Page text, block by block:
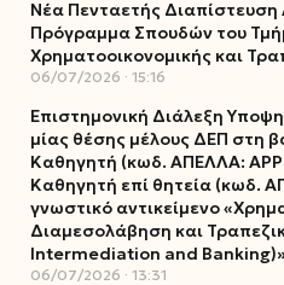
Νέα Πενταετής Διαπίστευση
Πρόγραμμα Σπουδών του
Χρηματοοικονομικής και
06/07/2026 15:16
Επιστημονική Διάλεξη
μίας θέσης μέλους ΔΕΠ στη
Καθηγητή (κωδ. ΑΠΕΛΛΑ:
Καθηγητή επί θητεία (κωδ.
γνωστικό αντικείμενο
Διαμεσολάβηση και
Intermediation and
06/07/2026 13:31